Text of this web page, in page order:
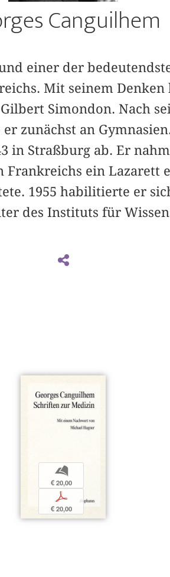
Canguilhem
einer der
Mit seinem
Simondon. Nach
zunächst an
in Straßburg ab. Er
ein Lazarett
1955 habilitierte er
des Instituts für
b
€ 20,00
p
€ 20,00